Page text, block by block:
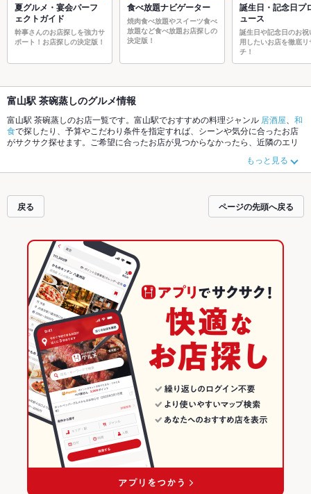
夏グルメ・宴会パーフ
ェクトガイド
幹事さんのお店探しを強力サ
ポート！お店探しの決定版！
食べ放題ナビゲーター
焼肉食べ放題やスイーツ食べ
放題など食べ放題お店探しの
決定版！
誕生日・記念日プ
ュース
誕生日や記念日のお祝
用したいお店を徹底リ
チ！
富山駅 茶碗蒸しのグルメ情報
富山駅 茶碗蒸しのお店一覧です。富山駅でおすすめの料理ジャンル 居酒屋
和
食で探したり、予算やこだわり条件を指定すれば、シーンや気分に合ったお店
がサクサク探せます。ご希望に合ったお店が見つからなかったら、近隣のエリ
パーグルメなら、お得なクーポンはもちろん、こだわりメニューからあげ、 お
茶漬け、エビ料理や季節のおすすめ料理など、お店の最新情報をご紹介してい
友達どうしの飲み会にも、会社の宴会にも、デートやパーティーにもお得に便
利にホットペッパーグルメをご利用ください。
もっと見る
戻る ページの先頭へ戻る